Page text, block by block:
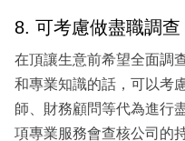
8. 可考慮做盡職調查
在頂讓生意前希望全面調
和專業知識的話，可以考
師、財務顧問等代為進行
項專業服務會查核公司的